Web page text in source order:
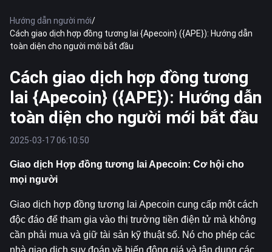
Hướng dẫn người mới/
Cách giao dịch hợp đồng tương lai {Apecoin} ({APE}): Hướng dẫn
toàn diện cho người mới bắt đầu
Cách giao dịch hợp đồng tương
lai {Apecoin} ({APE}): Hướng dẫn
toàn diện cho người mới bắt đầu
2025-03-17 06:10:50
Giao dịch Hợp đồng tương lai Apecoin: Cơ hội cho
mọi người
Giao dịch hợp đồng tương lai Apecoin cung cấp một cách
độc đáo để tham gia vào thị trường tiền điện tử mà không
cần phải mua và giữ tài sản kỹ thuật số. Nó cho phép các
nhà giao dịch suy đoán về biến động giá và tận dụng các